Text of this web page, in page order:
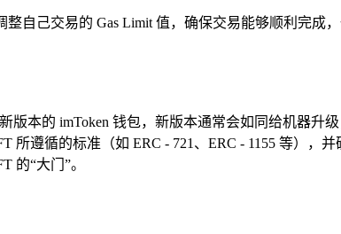
整自己交易的 Gas Limit 值，确保交易能够顺利完
版本的 imToken 钱包，新版本通常会如同给机器升
所遵循的标准（如 ERC - 721、ERC - 1155 等），
的“大门”。